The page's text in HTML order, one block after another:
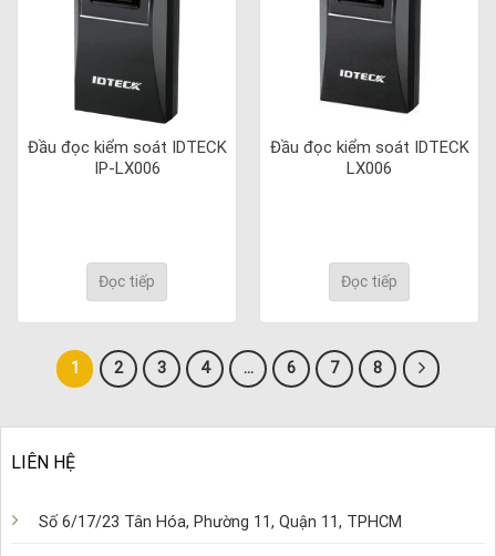
Đầu đọc kiểm soát IDTECK
IP-LX006
Đọc tiếp
Đầu đọc kiểm soát IDTECK
LX006
Đọc tiếp
1 2 3 4 … 6 7 8
LIÊN HỆ
Số 6/17/23 Tân Hóa, Phường 11, Quận 11, TPHCM